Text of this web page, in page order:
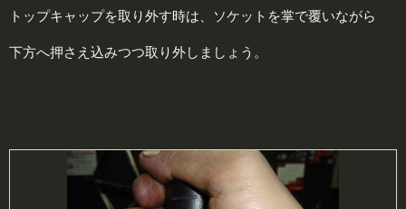
トップキャップを取り外す時は、ソケットを掌で覆いながら
下方へ押さえ込みつつ取り外しましょう。